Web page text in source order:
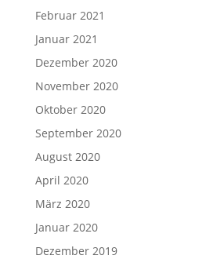
Februar 2021
Januar 2021
Dezember 2020
November 2020
Oktober 2020
September 2020
August 2020
April 2020
März 2020
Januar 2020
Dezember 2019